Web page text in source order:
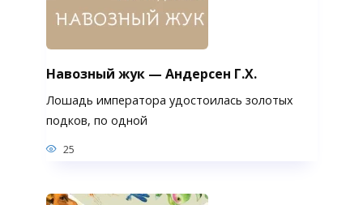
Навозный жук — Андерсен Г.Х.
Лошадь императора удостоилась золотых
подков, по одной
25